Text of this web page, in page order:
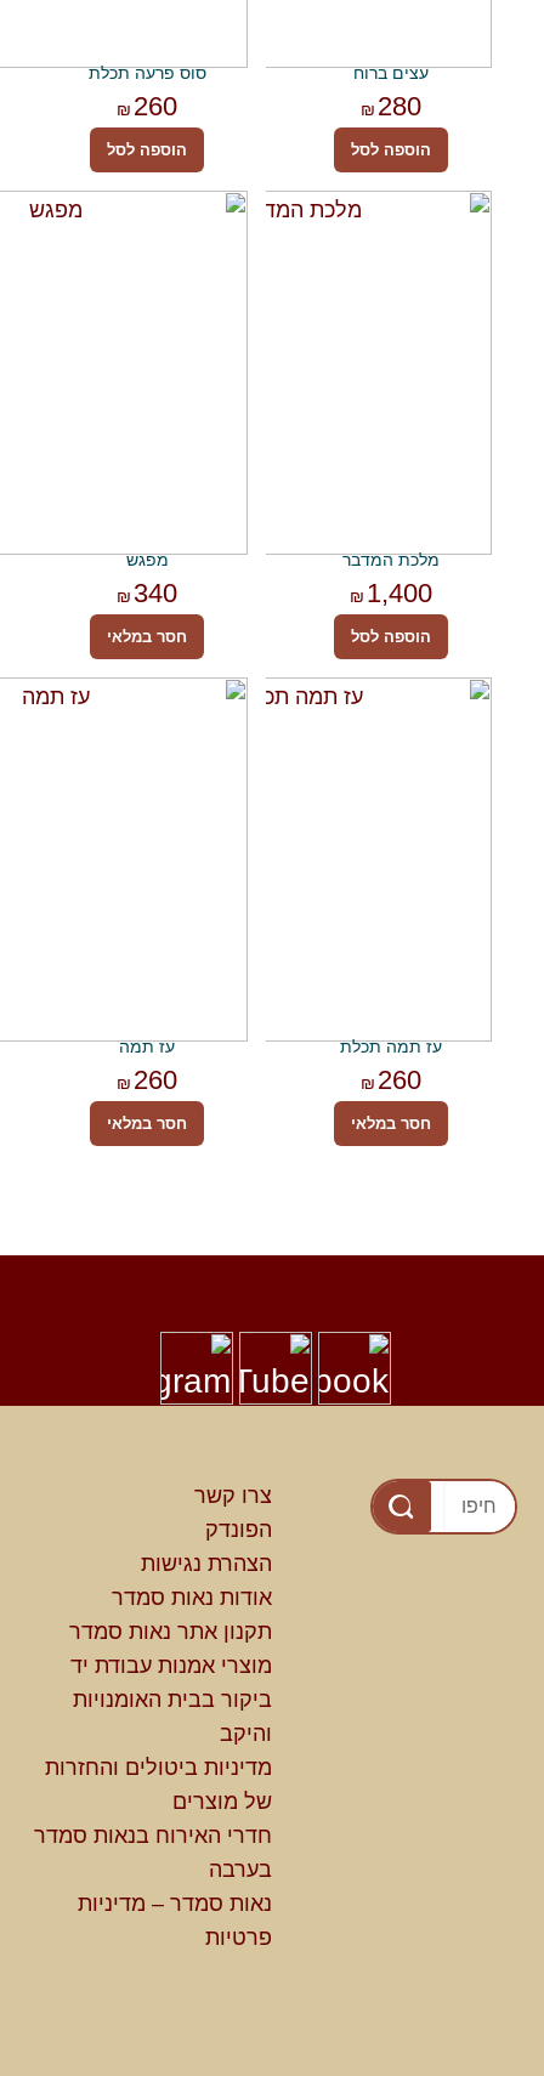
עצים ברוח
₪ 280
הוספה לסל
סוס פרעה תכלת
₪ 260
הוספה לסל
מלכת המדבר
₪ 1,400
הוספה לסל
מפגש
₪ 340
חסר במלאי
עז תמה תכלת
₪ 260
חסר במלאי
עז תמה
₪ 260
חסר במלאי
צרו קשר
הפונדק
הצהרת נגישות
אודות נאות סמדר
תקנון אתר נאות סמדר
מוצרי אמנות עבודת יד
ביקור בבית האומנויות
והיקב
מדיניות ביטולים והחזרות
של מוצרים
חדרי האירוח בנאות סמדר
בערבה
נאות סמדר – מדיניות
פרטיות